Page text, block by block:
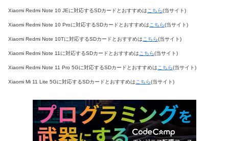
Xiaomi Redmi Note 10 JEに対応するSDカードとおすすめはこちら(当サイト)
Xiaomi Redmi Note 10 Proに対応するSDカードとおすすめはこちら(当サイト)
Xiaomi Redmi Note 10Tに対応するSDカードとおすすめはこちら(当サイト)
Xiaomi Redmi Note 11に対応するSDカードとおすすめはこちら(当サイト)
Xiaomi Redmi Note 11 Pro 5Gに対応するSDカードとおすすめはこちら(当サイト)
Xiaomi Mi 11 Lite 5Gに対応するSDカードとおすすめはこちら(当サイト)